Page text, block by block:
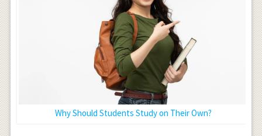
Why Should Students Study on Their Own?